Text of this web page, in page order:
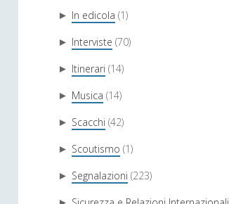
► In edicola (1)
► Interviste (70)
► Itinerari (14)
► Musica (14)
► Scacchi (42)
► Scoutismo (1)
► Segnalazioni (223)